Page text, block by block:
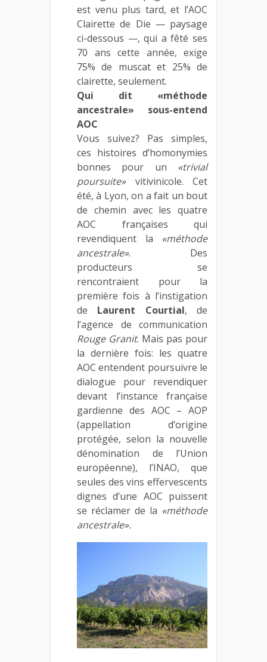
est venu plus tard, et l’AOC
Clairette de Die — paysage
ci-dessous —, qui a fêté ses
70 ans cette année, exige
75% de muscat et 25% de
clairette, seulement.
Qui dit «méthode
ancestrale» sous-entend
AOC
Vous suivez? Pas simples,
ces histoires d’homonymies
bonnes pour un «trivial
poursuite»vitivinicole. Cet
été, à Lyon, on a fait un bout
de chemin avec les quatre
AOC françaises qui
revendiquent la «méthode
ancestrale». Des
producteurs se
rencontraient pour la
première fois à l’instigation
de Laurent Courtial, de
l’agence de communication
Rouge Granit. Mais pas pour
la dernière fois: les quatre
AOC entendent poursuivre le
dialogue pour revendiquer
devant l’instance française
gardienne des AOC – AOP
(appellation d’origine
protégée, selon la nouvelle
dénomination de l’Union
européenne), l’INAO, que
seules des vins effervescents
dignes d’une AOC puissent
se réclamer de la «méthode
ancestrale».